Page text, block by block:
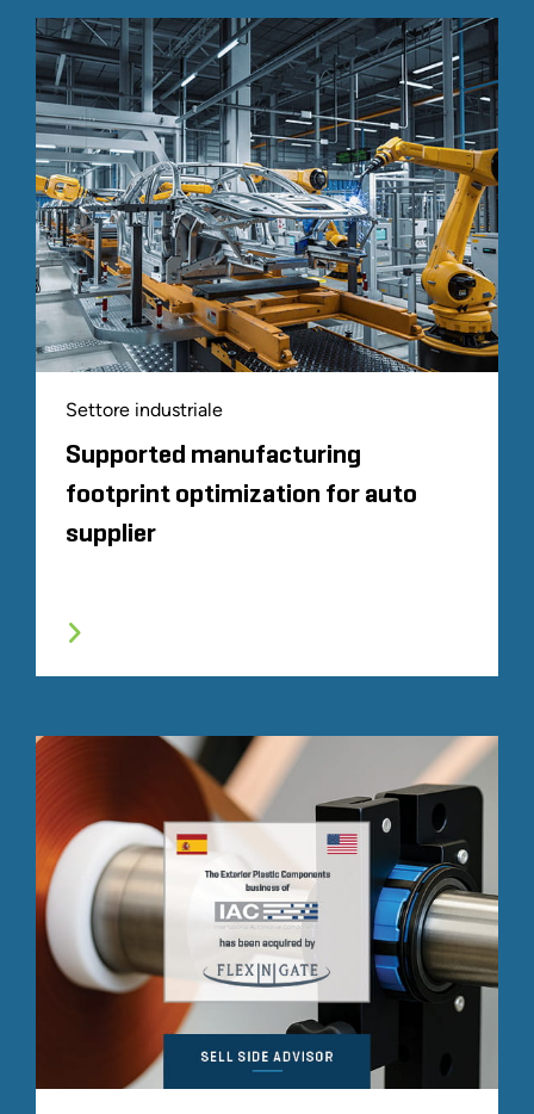
Settore industriale
Supported manufacturing
footprint optimization for auto
supplier